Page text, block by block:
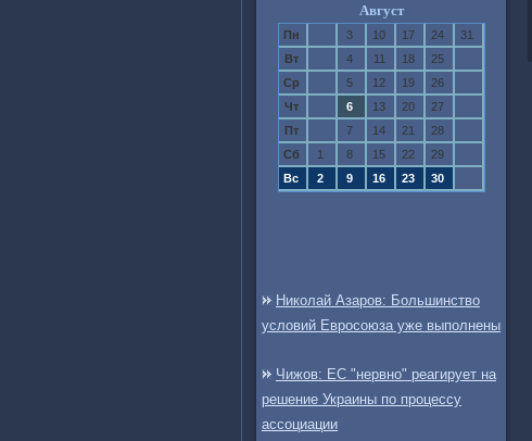
Август
Пн 3 10 17 24
31
Вт
4 11 18
25
Ср
5 12 19
26
Чт
6 13 20
27
Пт
7 14 21
28
Сб
1 8 15 22
29
Вс
2 9 16 23 30
Николай Азаров: Большинство
условий Евросоюза уже выполнены
Чижов: ЕС "нервно" реагирует на
решение Украины по процессу
ассоциации